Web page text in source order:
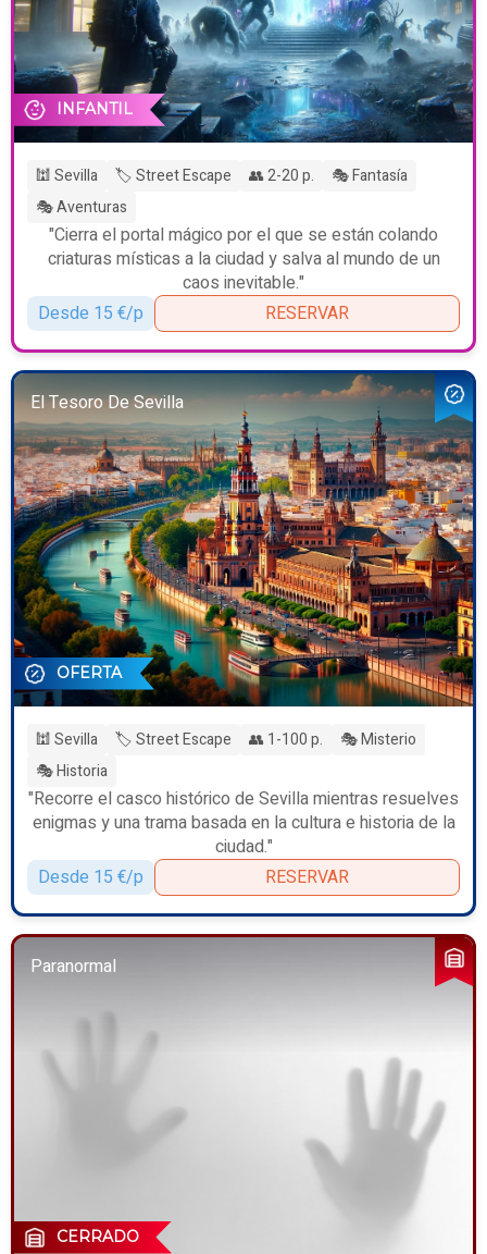
INFANTIL
🕍 Sevilla 🏷️ Street Escape 👥 2-20 p.
🎭 Fantasía
🎭 Aventuras
"Cierra el portal mágico por el que se están colando
criaturas místicas a la ciudad y salva al mundo de un
caos inevitable."
Desde 15 €/p
RESERVAR
El Tesoro De Sevilla
OFERTA
🕍 Sevilla 🏷️ Street Escape 👥 1-100 p.
🎭 Misterio
🎭 Historia
"Recorre el casco histórico de Sevilla mientras resuelves
enigmas y una trama basada en la cultura e historia de la
ciudad."
Desde 15 €/p
RESERVAR
Paranormal
CERRADO